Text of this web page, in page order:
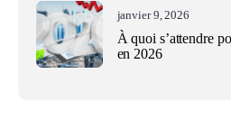
janvier 9, 2026
À quoi s’attendre
en 2026